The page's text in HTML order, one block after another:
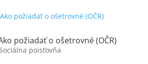
požiadať o ošetrovné (OČR)
poisťovňa